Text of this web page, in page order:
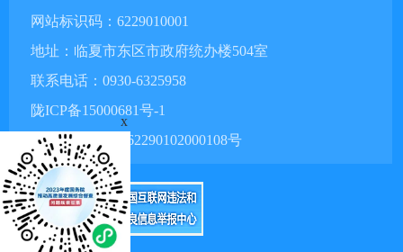
网站标识码：6229010001
地址：临夏市东区市政府统办楼504室
联系电话：0930-6325958
陇ICP备15000681号-1
甘公网安备 62290102000108号
x